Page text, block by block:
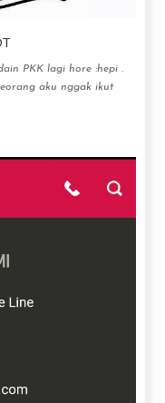
PKK lagi hore :hepi .
aku nggak ikut